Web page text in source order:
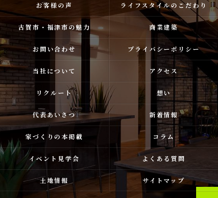
お客様の声 ライフスタイルのこだわり
古賀市・福津市の魅力 商業建築
お問い合わせ プライバシーポリシー
当社について アクセス
リクルート 想い
代表あいさつ 新着情報
家づくりの本掲載 コラム
イベント見学会 よくある質問
土地情報 サイトマップ